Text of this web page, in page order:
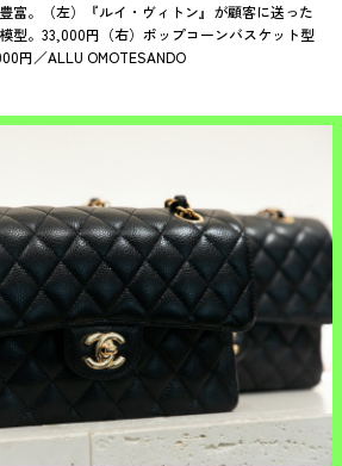
富。（左）『ルイ・ヴィトン』が顧客に送った
型。33,000円（右）ポップコーンバスケット型
円／ALLU OMOTESANDO